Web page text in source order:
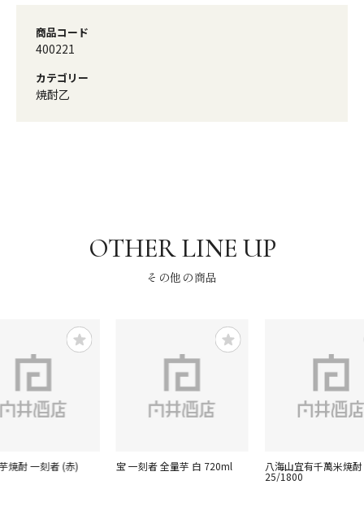
商品コード
400221
カテゴリー
焼酎乙
その他の商品
焼酎 一刻者 (赤) 宝 一刻者 全量芋 白 720ml 八海山宜有千萬米焼酎
25/1800